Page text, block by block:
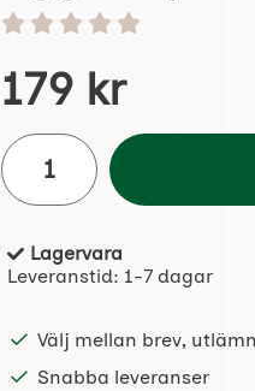
Betyg: 0 stjärnor av 5
Handla denna produkt Ägg
pris
179 kr
antal
Tillgänglighet:
Lagervara
Leveranstid: 1-7 dagar
Välj mellan brev,
Snabba leveranser